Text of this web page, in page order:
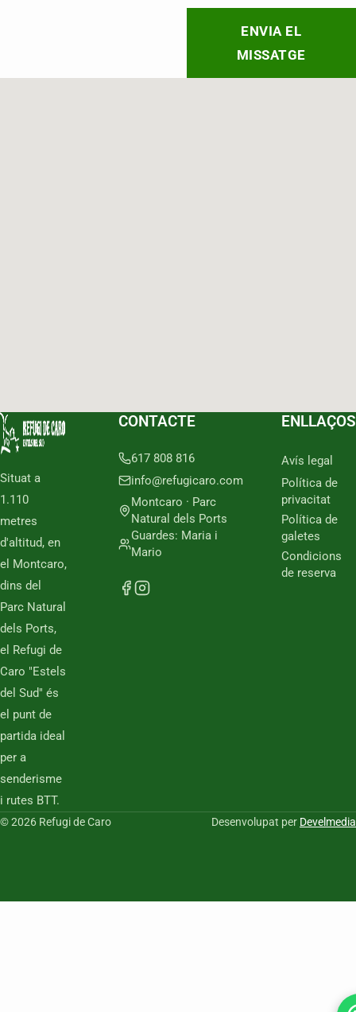
ENVIA EL
MISSATGE
Situat a
1.110
metres
d'altitud, en
el Montcaro,
dins del
Parc Natural
dels Ports,
el Refugi de
Caro "Estels
del Sud" és
el punt de
partida ideal
per a
senderisme
i rutes BTT.
CONTACTE
617 808 816
info@refugicaro.com
Montcaro · Parc
Natural dels Ports
Guardes: Maria i
Mario
ENLLAÇOS
Avís legal
Política de
privacitat
Política de
galetes
Condicions
de reserva
© 2026 Refugi de Caro Desenvolupat per Develmedia